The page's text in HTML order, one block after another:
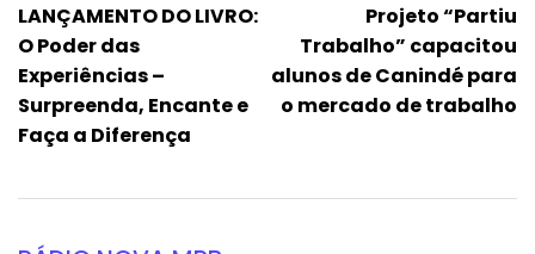
LANÇAMENTO DO LIVRO:
O Poder das
Experiências –
Surpreenda, Encante e
Faça a Diferença
Projeto “Partiu
Trabalho” capacitou
alunos de Canindé para
o mercado de trabalho